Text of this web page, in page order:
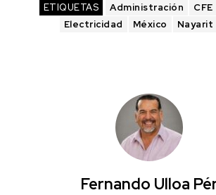
ETIQUETAS Administración CFE
Electricidad
México Nayarit
Fernando Ulloa